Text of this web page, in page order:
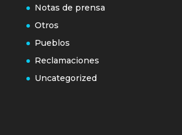
Notas de prensa
Otros
Pueblos
Reclamaciones
Uncategorized